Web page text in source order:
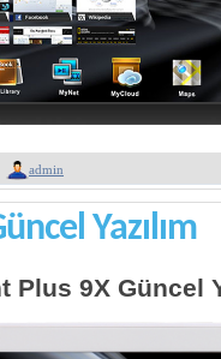
admin
Yazılım
Plus 9X Güncel